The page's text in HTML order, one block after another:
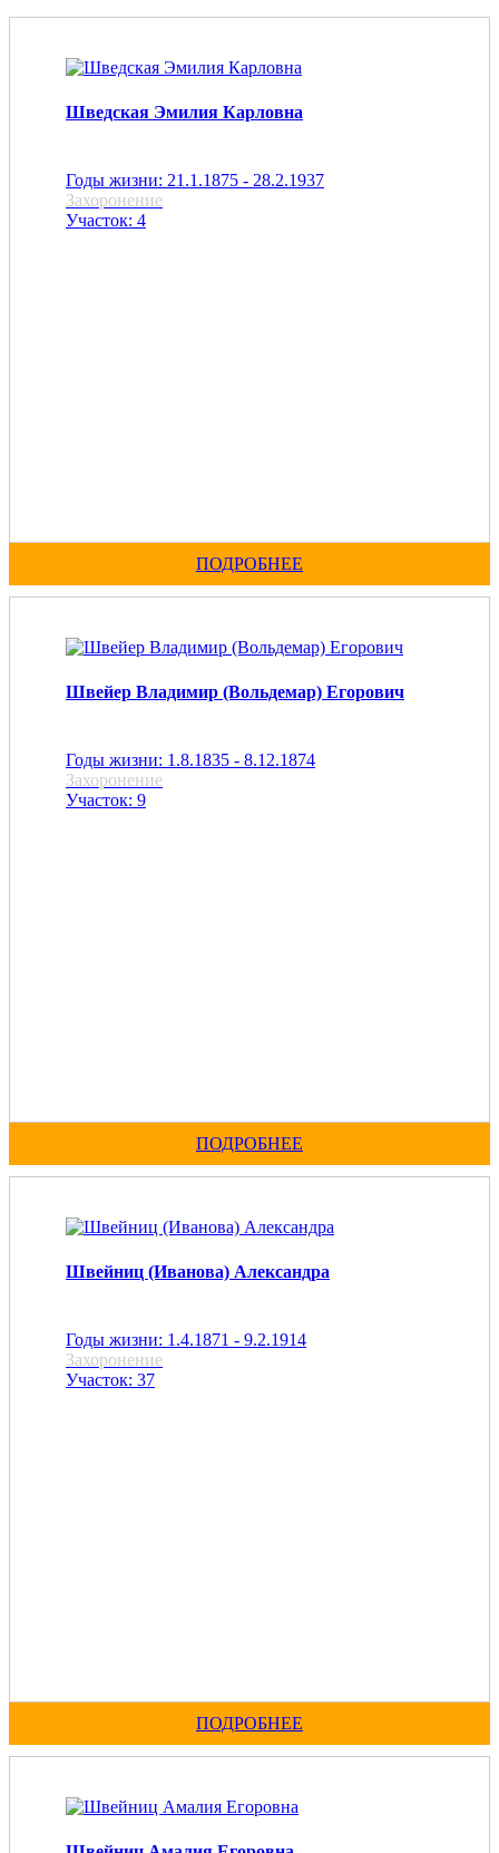
Шведская Эмилия Карловна
Годы жизни: 21.1.1875 - 28.2.1937
Захоронение
Участок: 4
ПОДРОБНЕЕ
Швейер Владимир (Вольдемар) Егорович
Годы жизни: 1.8.1835 - 8.12.1874
Захоронение
Участок: 9
ПОДРОБНЕЕ
Швейниц (Иванова) Александра
Годы жизни: 1.4.1871 - 9.2.1914
Захоронение
Участок: 37
ПОДРОБНЕЕ